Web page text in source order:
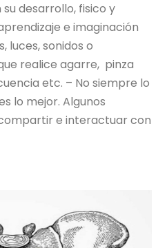
desarrollo, fisico y
e imaginación
luces, sonidos o
realice agarre, pinza
etc. – No siempre lo
lo mejor. Algunos
e interactuar con